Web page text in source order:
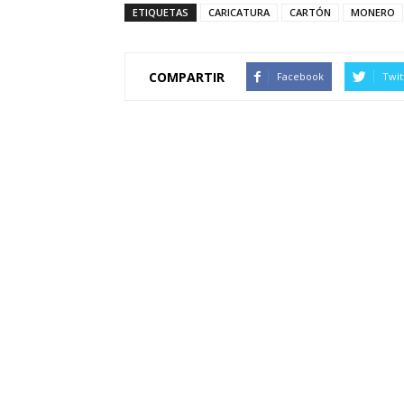
ETIQUETAS CARICATURA CARTÓN MONERO
COMPARTIR Facebook